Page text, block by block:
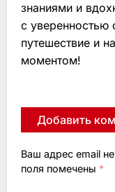
знаниями и
с уверенностью
путешествие и
моментом!
Добавить
Ваш адрес email
поля помечены *